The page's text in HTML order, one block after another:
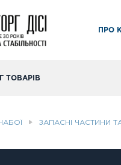
ПРО
ТОВАРІВ
ЗАПАСНІ ЧАСТИНИ